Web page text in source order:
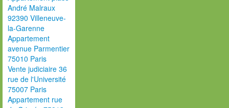
André Malraux
92390 Villeneuve-
la-Garenne
Appartement
avenue Parmentier
75010 Paris
Vente judiciaire 36
rue de l'Université
75007 Paris
Appartement rue